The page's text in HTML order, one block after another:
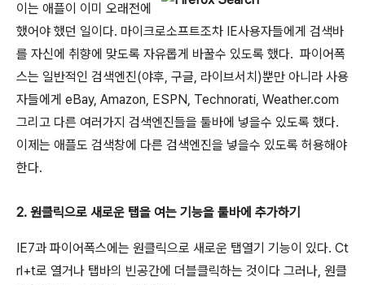
이는 애플이 이미 오래전에
했어야 했던 일이다. 마이크로소프트조차 IE사용자들에게 검색바
를 자신에 취향에 맞도록 자유롭게 바꿀수 있도록 했다. 파이어폭
스는 일반적인 검색엔진(야후, 구글, 라이브서치)뿐만 아니라 사용
자들에게 eBay, Amazon, ESPN, Technorati, Weather.com
그리고 다른 여러가지 검색엔진들을 툴바에 넣을수 있도록 했다.
이제는 애플도 검색창에 다른 검색엔진을 넣을수 있도록 허용해야
한다.
2. 원클릭으로 새로운 탭을 여는 기능을 툴바에 추가하기
IE7과 파이어폭스에는 원클릭으로 새로운 탭열기 기능이 있다. Ct
rl+t로 열거나 탭바의 빈공간에 더블클릭하는 것이다 그러나, 원클